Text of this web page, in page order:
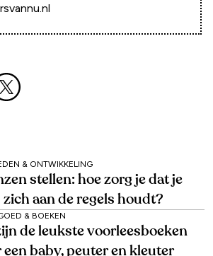
& ONTWIKKELING
stellen: hoe zorg je dat je
aan de regels houdt?
& BOEKEN
de leukste voorleesboeken
een baby, peuter en kleuter